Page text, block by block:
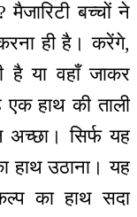
मैजारिटी बच्चों ने
ही है। करेंगे,
है या वहाँ जाकर
हाथ की ताली
अच्छा। सिर्फ यह
हाथ उठाना। यह
का हाथ सदा